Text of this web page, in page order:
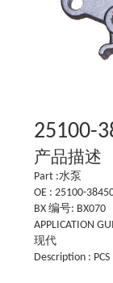
25100-
产品描述
Part :水泵
OE : 25100-
BX 编号: BX070
APPLICATION
现代
Description : PCS